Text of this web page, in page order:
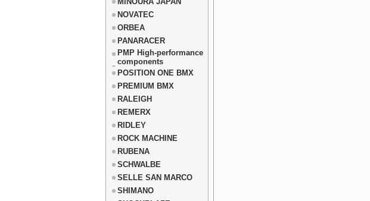
NOVATEC
ORBEA
PANARACER
PMP High-performance
components
POSITION ONE BMX
PREMIUM BMX
RALEIGH
REMERX
RIDLEY
ROCK MACHINE
RUBENA
SCHWALBE
SELLE SAN MARCO
SHIMANO